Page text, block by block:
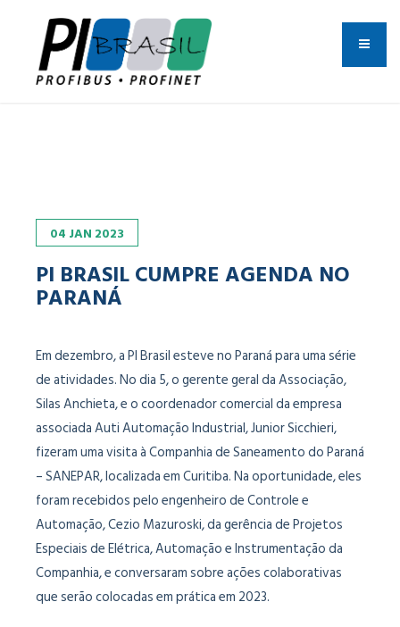
04 JAN 2023
PI BRASIL CUMPRE AGENDA NO
PARANÁ
Em dezembro, a PI Brasil esteve no Paraná para uma série
de atividades. No dia 5, o gerente geral da Associação,
Silas Anchieta, e o coordenador comercial da empresa
associada Auti Automação Industrial, Junior Sicchieri,
fizeram uma visita à Companhia de Saneamento do Paraná
– SANEPAR, localizada em Curitiba. Na oportunidade, eles
foram recebidos pelo engenheiro de Controle e
Automação, Cezio Mazuroski, da gerência de Projetos
Especiais de Elétrica, Automação e Instrumentação da
Companhia, e conversaram sobre ações colaborativas
que serão colocadas em prática em 2023.